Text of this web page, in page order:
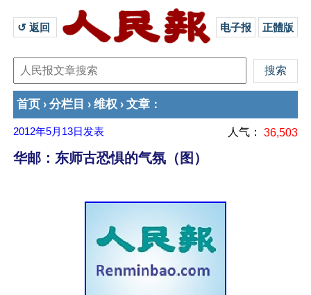
↺ 返回 电子报 正體版
首页 › 分栏目 › 维权 › 文章 ：
2012年5月13日 发表 人气： 36,503
华邮：东师古恐惧的气氛（图）